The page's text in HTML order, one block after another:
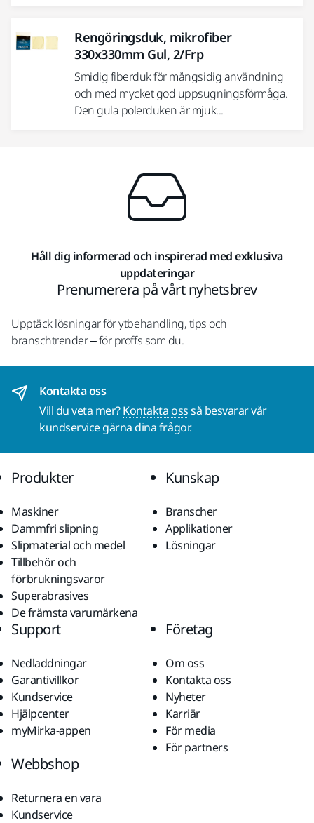
Rengöringsduk, mikrofiber
330x330mm Gul, 2/Frp
Smidig fiberduk för mångsidig användning
och med mycket god uppsugningsförmåga.
Den gula polerduken är mjuk...
Håll dig informerad och inspirerad med exklusiva
uppdateringar
Prenumerera på vårt nyhetsbrev
Upptäck lösningar för ytbehandling, tips och
branschtrender – för proffs som du.
Kontakta oss
Vill du veta mer?Kontakta ossså besvarar vår
kundservice gärna dina frågor.
Produkter
Maskiner
Dammfri slipning
Slipmaterial och medel
Tillbehör och
förbrukningsvaror
Superabrasives
De främsta varumärkena
Kunskap
Branscher
Applikationer
Lösningar
Support
Nedladdningar
Garantivillkor
Kundservice
Hjälpcenter
myMirka-appen
Företag
Om oss
Kontakta oss
Nyheter
Karriär
För media
För partners
Webbshop
Returnera en vara
Kundservice